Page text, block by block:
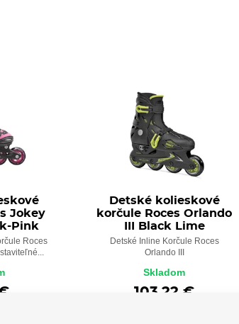
Jokey
Pink
Roces
Detské kolieskové
korčule Roces Orlando
III Black Lime
Detské Inline Korčule Roces
Orlando III
Skladom
103,22 €